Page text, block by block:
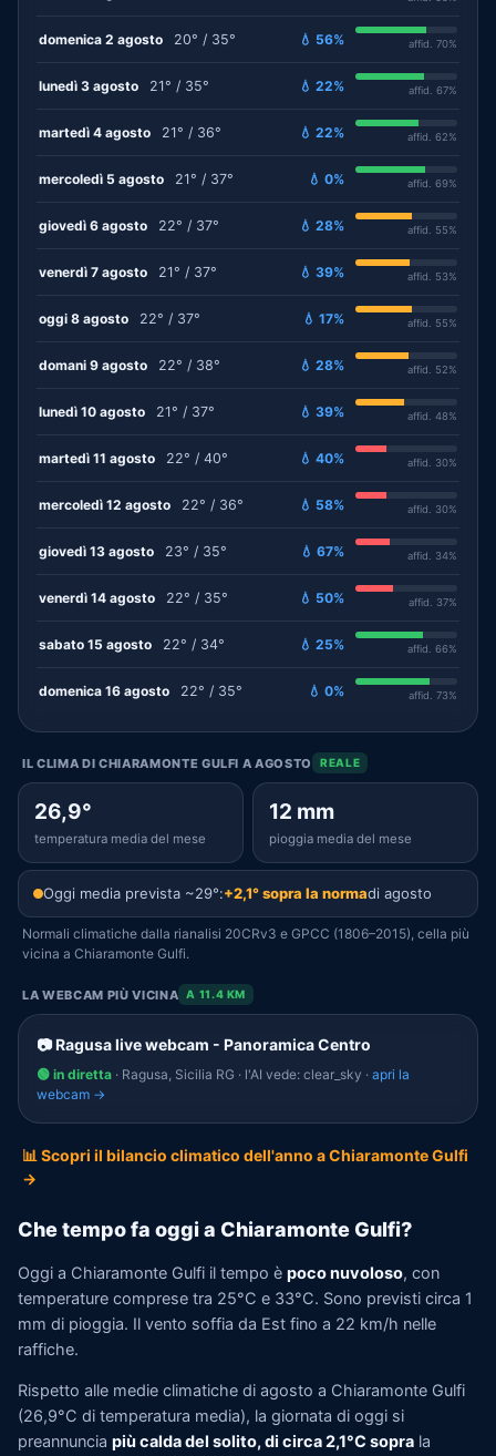
domenica 2 agosto 20° / 35° 💧 56% affid. 70%
lunedì 3 agosto 21° / 35° 💧 22% affid. 67%
martedì 4 agosto 21° / 36° 💧 22% affid. 62%
mercoledì 5 agosto 21° / 37° 💧 0% affid. 69%
giovedì 6 agosto 22° / 37° 💧 28% affid. 55%
venerdì 7 agosto 21° / 37° 💧 39% affid. 53%
oggi 8 agosto 22° / 37° 💧 17% affid. 55%
domani 9 agosto 22° / 38° 💧 28% affid. 52%
lunedì 10 agosto 21° / 37° 💧 39% affid. 48%
martedì 11 agosto 22° / 40° 💧 40% affid. 30%
mercoledì 12 agosto 22° / 36° 💧 58% affid. 30%
giovedì 13 agosto 23° / 35° 💧 67% affid. 34%
venerdì 14 agosto 22° / 35° 💧 50% affid. 37%
sabato 15 agosto 22° / 34° 💧 25% affid. 66%
domenica 16 agosto 22° / 35° 💧 0% affid. 73%
IL CLIMA DI CHIARAMONTE GULFI A AGOSTO REALE
26,9°
temperatura media del mese
12 mm
pioggia media del mese
Oggi media prevista ~29°:+2,1° sopra la normadi agosto
Normali climatiche dalla rianalisi 20CRv3 e GPCC (1806–2015), cella più
vicina a Chiaramonte Gulfi.
LA WEBCAM PIÙ VICINA A 11.4 KM
📷 Ragusa live webcam - Panoramica Centro
🟢 in diretta · Ragusa, Sicilia RG · l'AI vede: clear_sky · apri la
webcam →
📊 Scopri il bilancio climatico dell'anno a Chiaramonte Gulfi
→
Che tempo fa oggi a Chiaramonte Gulfi?
Oggi a Chiaramonte Gulfi il tempo è poco nuvoloso, con
temperature comprese tra 25°C e 33°C. Sono previsti circa 1
mm di pioggia. Il vento soffia da Est fino a 22 km/h nelle
raffiche.
Rispetto alle medie climatiche di agosto a Chiaramonte Gulfi
(26,9°C di temperatura media), la giornata di oggi si
preannuncia più calda del solito, di circa 2,1°C sopra la